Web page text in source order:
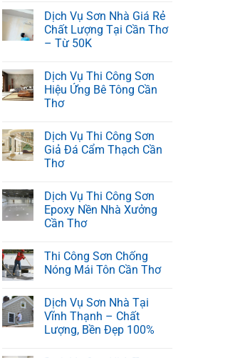
Dịch Vụ Sơn Nhà Giá Rẻ
Chất Lượng Tại Cần Thơ
– Từ 50K
Dịch Vụ Thi Công Sơn
Hiệu Ứng Bê Tông Cần
Thơ
Dịch Vụ Thi Công Sơn
Giả Đá Cẩm Thạch Cần
Thơ
Dịch Vụ Thi Công Sơn
Epoxy Nền Nhà Xưởng
Cần Thơ
Thi Công Sơn Chống
Nóng Mái Tôn Cần Thơ
Dịch Vụ Sơn Nhà Tại
Vĩnh Thạnh – Chất
Lượng, Bền Đẹp 100%